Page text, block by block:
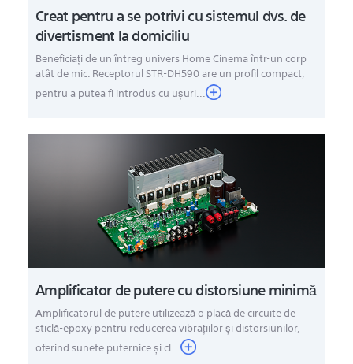
Creat pentru a se potrivi cu sistemul dvs. de
divertisment la domiciliu
Beneficiaţi de un întreg univers Home Cinema într-un corp
atât de mic. Receptorul STR-DH590 are un profil compact,
pentru a putea fi introdus cu uşuri...
Amplificator de putere cu distorsiune minimă
Amplificatorul de putere utilizează o placă de circuite de
sticlă-epoxy pentru reducerea vibraţiilor şi distorsiunilor,
oferind sunete puternice şi cl...